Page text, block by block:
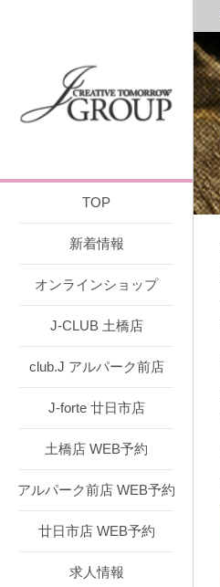
TOP
新着情報
オンラインショップ
J-CLUB 土橋店
club.J アルパーク前店
J-forte 廿日市店
土橋店 WEB予約
アルパーク前店 WEB予約
廿日市店 WEB予約
求人情報